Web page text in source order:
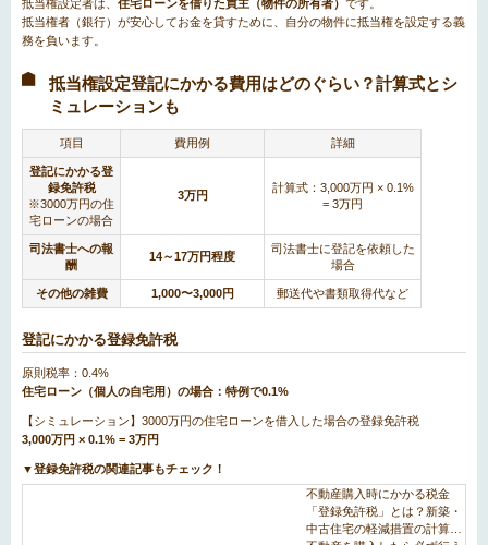
抵当権設定者は、 住宅ローンを借りた買主（物件の所有者） です。
抵当権者（銀行）が安心してお金を貸すために、自分の物件に抵当権を設定する義
務を負います。
抵当権設定登記にかかる費用はどのぐらい？計算式とシ
ミュレーションも
項目 費用例 詳細
登記にかかる登
録免許税
※3000万円の住
宅ローンの場合
3万円
計算式：3,000万円 × 0.1%
= 3万円
司法書士への報
酬
14～17万円程度
司法書士に登記を依頼した
場合
その他の雑費 1,000〜3,000円 郵送代や書類取得代など
登記にかかる登録免許税
原則税率：0.4%
住宅ローン（個人の自宅用）の場合：特例で0.1%
【シミュレーション】3000万円の住宅ローンを借入した場合の登録免許税
3,000万円 × 0.1% = 3万円
▼登録免許税の関連記事もチェック！